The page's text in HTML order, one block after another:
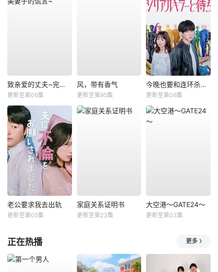
致亲爱的丈夫~完美妻子的谎言~
更新至第06集
风，带有香气
更新至第95集
今晚也要和连环杀手约会
更新至第06集
老公要求我去出轨
更新至第05集
家庭关系证明书
更新至第23集
大空港～GATE24～
更新至第03集
正在热播 更多